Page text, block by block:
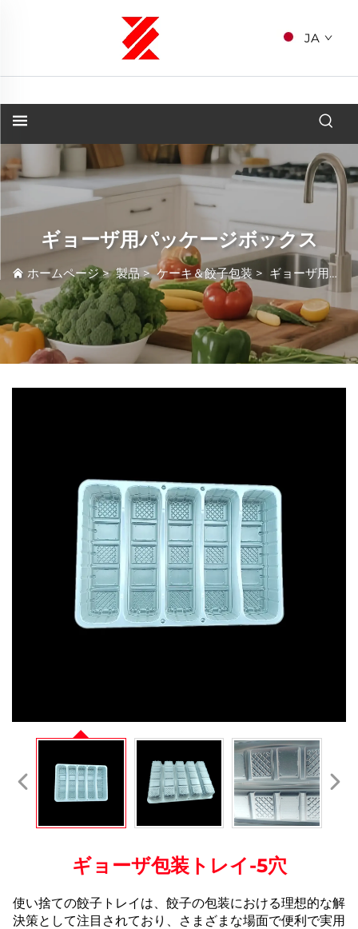
JA
ギョーザ用パッケージボックス
ホームページ>製品>ケーキ＆餃子包装 > ギョーザ用パッケージボックス
ギョーザ包装トレイ-5穴
使い捨ての餃子トレイは、餃子の包装における理想的な解
決策として注目されており、さまざまな場面で便利で実用